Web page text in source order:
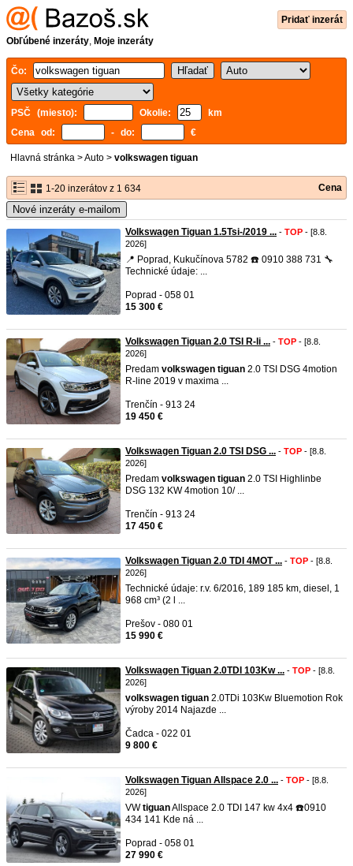
Pridať inzerát
Obľúbené inzeráty, Moje inzeráty
Čo:
PSČ (miesto): Okolie:
km
Cena od:
- do: €
Hlavná stránka >Auto > volkswagen tiguan
1-20 inzerátov z 1 634 Cena
Nové inzeráty e-mailom
Volkswagen Tiguan 1.5Tsi-/2019 ... - TOP - [8.8.
2026]
📍 Poprad, Kukučínova 5782 ☎️ 0910 388 731 🔧
Technické údaje: ...
Poprad - 058 01
15 300 €
Volkswagen Tiguan 2.0 TSI R-li ... - TOP - [8.8.
2026]
Predam volkswagen tiguan 2.0 TSI DSG 4motion
R-line 2019 v maxima ...
Trenčín - 913 24
19 450 €
Volkswagen Tiguan 2.0 TSI DSG ... - TOP - [8.8.
2026]
Predam volkswagen tiguan 2.0 TSI Highlinbe
DSG 132 KW 4motion 10/ ...
Trenčín - 913 24
17 450 €
Volkswagen Tiguan 2.0 TDI 4MOT ... - TOP - [8.8.
2026]
Technické údaje: r.v. 6/2016, 189 185 km, diesel, 1
968 cm³ (2 l ...
Prešov - 080 01
15 990 €
Volkswagen Tiguan 2.0TDI 103Kw ... - TOP - [8.8.
2026]
volkswagen tiguan 2.0TDi 103Kw Bluemotion Rok
výroby 2014 Najazde ...
Čadca - 022 01
9 800 €
Volkswagen Tiguan Allspace 2.0 ... - TOP - [8.8.
2026]
VWtiguanAllspace 2.0 TDI 147 kw 4x4 ☎️0910
434 141 Kde ná ...
Poprad - 058 01
27 990 €